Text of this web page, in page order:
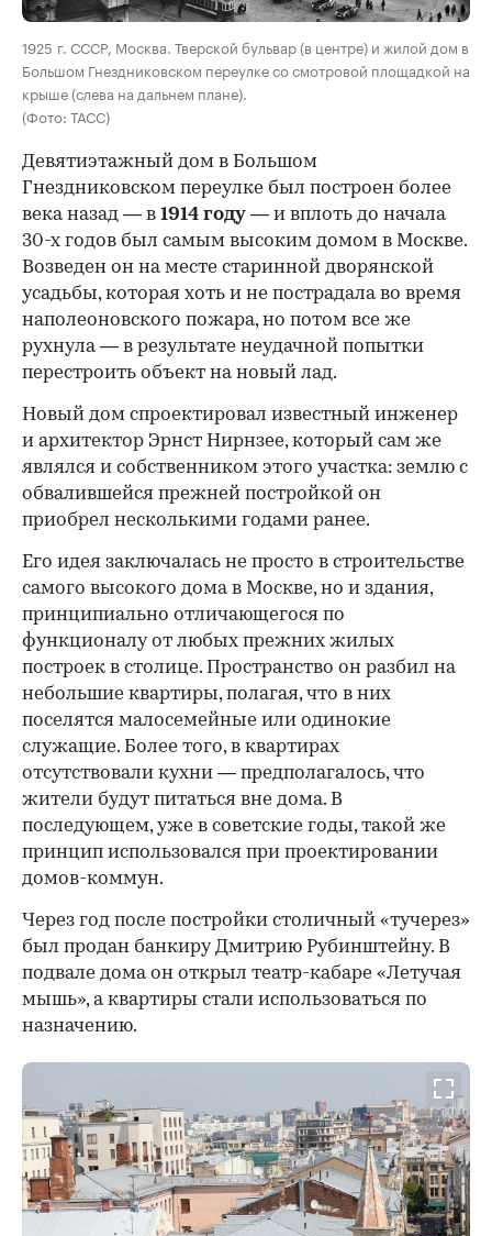
1925 г. СССР, Москва. Тверской бульвар (в центре) и жилой дом в
Большом Гнездниковском переулке со смотровой площадкой на
крыше (слева на дальнем плане).
(Фото: ТАСС)
Девятиэтажный дом в Большом
Гнездниковском переулке был построен более
века назад — в 1914 году — и вплоть до начала
30-х годов был самым высоким домом в Москве.
Возведен он на месте старинной дворянской
усадьбы, которая хоть и не пострадала во время
наполеоновского пожара, но потом все же
рухнула — в результате неудачной попытки
перестроить объект на новый лад.
Новый дом спроектировал известный инженер
и архитектор Эрнст Нирнзее, который сам же
являлся и собственником этого участка: землю с
обвалившейся прежней постройкой он
приобрел несколькими годами ранее.
Его идея заключалась не просто в строительстве
самого высокого дома в Москве, но и здания,
принципиально отличающегося по
функционалу от любых прежних жилых
построек в столице. Пространство он разбил на
небольшие квартиры, полагая, что в них
поселятся малосемейные или одинокие
служащие. Более того, в квартирах
отсутствовали кухни — предполагалось, что
жители будут питаться вне дома. В
последующем, уже в советские годы, такой же
принцип использовался при проектировании
домов-коммун.
Через год после постройки столичный «тучерез»
был продан банкиру Дмитрию Рубинштейну. В
подвале дома он открыл театр-кабаре «Летучая
мышь», а квартиры стали использоваться по
назначению.